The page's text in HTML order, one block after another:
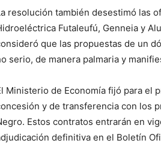
resolución también desestimó las
Futaleufú, Genneia y
que las propuestas de un
serio, de manera palmaria y
Ministerio de Economía fijó para el
y de transferencia con los
Estos contratos entrarán en
definitiva en el Boletín